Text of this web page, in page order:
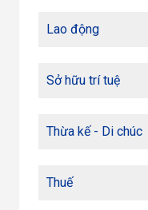
Lao động
Sở hữu trí tuệ
Thừa kế - Di chúc
Thuế